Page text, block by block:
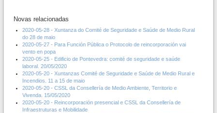
Novas relacionadas
2020-05-28 - Xuntanza do Comité de Seguridade e Saúde de Medio Rural
do 28 de maio
2020-05-27 - Para Función Pública o Protocolo de reincorporación vai
vento en popa
2020-05-25 - Edificio de Pontevedra: comité de seguridade e saúde
laboral. 20/05/2020
2020-05-20 - Xuntanzas Comité de Seguridade e Saúde de Medio Rural e
Incendios. 11 a 15 de maio
2020-05-20 - CSSL da Consellería de Medio Ambiente, Territorio e
Vivenda. 15/05/2020
2020-05-20 - Reincorporación presencial e CSSL da Consellería de
Infraestruturas e Mobilidade